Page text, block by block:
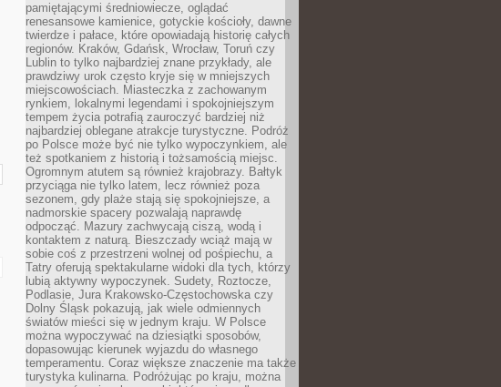
pamiętającymi średniowiecze, oglądać
renesansowe kamienice, gotyckie kościoły, dawne
twierdze i pałace, które opowiadają historię całych
regionów. Kraków, Gdańsk, Wrocław, Toruń czy
Lublin to tylko najbardziej znane przykłady, ale
prawdziwy urok często kryje się w mniejszych
miejscowościach. Miasteczka z zachowanym
rynkiem, lokalnymi legendami i spokojniejszym
tempem życia potrafią zauroczyć bardziej niż
najbardziej oblegane atrakcje turystyczne. Podróż
po Polsce może być nie tylko wypoczynkiem, ale
też spotkaniem z historią i tożsamością miejsc.
Ogromnym atutem są również krajobrazy. Bałtyk
przyciąga nie tylko latem, lecz również poza
sezonem, gdy plaże stają się spokojniejsze, a
nadmorskie spacery pozwalają naprawdę
odpocząć. Mazury zachwycają ciszą, wodą i
kontaktem z naturą. Bieszczady wciąż mają w
sobie coś z przestrzeni wolnej od pośpiechu, a
Tatry oferują spektakularne widoki dla tych, którzy
lubią aktywny wypoczynek. Sudety, Roztocze,
Podlasie, Jura Krakowsko-Częstochowska czy
Dolny Śląsk pokazują, jak wiele odmiennych
światów mieści się w jednym kraju. W Polsce
można wypoczywać na dziesiątki sposobów,
dopasowując kierunek wyjazdu do własnego
temperamentu. Coraz większe znaczenie ma także
turystyka kulinarna. Podróżując po kraju, można